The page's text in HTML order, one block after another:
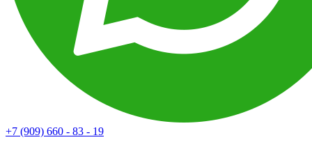
+7 (909) 660 - 83 - 19